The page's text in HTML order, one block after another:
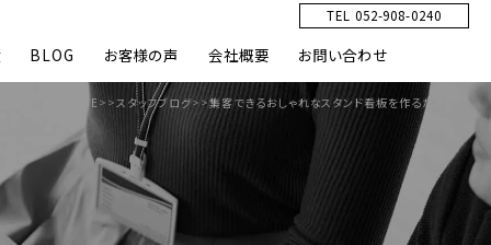
BLOG お客様の声 会社概要 お問い合わせ
TEL 052-908-0240
HOME>>スタッフブログ>>集客できるおしゃれなスタンド看板を作るために